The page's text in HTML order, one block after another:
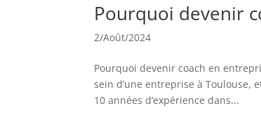
Pourquoi devenir
2/Août/2024
Pourquoi devenir coach en
sein d’une entreprise à Toulouse,
10 années d’expérience dans...